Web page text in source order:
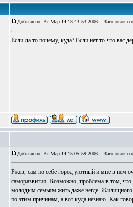
Добавлено: Вт Мар 14 13:43:53 2006 Заголовок
Если да то почему, куда? Если нет то что вас
Добавлено: Вт Мар 14 15:05:59 2006 Заголовок
Ржев, сам по себе город уютный и мне в нем
саморазвития. Возможно, проблема в том,
молодым семьям жить даже негде. Жилищного
по этим причинам, а вот куда незнаю. Как